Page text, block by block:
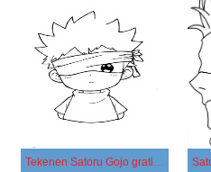
Tekenen Satoru Gojo gratis afdrukbaar simpel